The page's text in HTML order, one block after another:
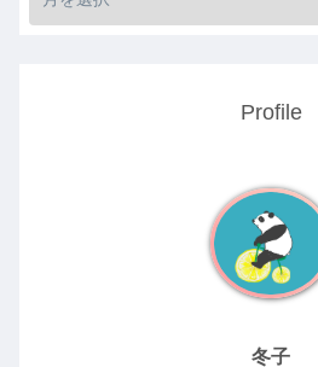
Profile
冬子